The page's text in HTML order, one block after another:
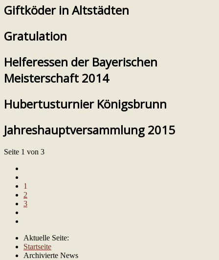
Giftköder in Altstädten
Gratulation
Helferessen der Bayerischen
Meisterschaft 2014
Hubertusturnier Königsbrunn
Jahreshauptversammlung 2015
Seite 1 von 3
1
2
3
Aktuelle Seite:
Startseite
Archivierte News